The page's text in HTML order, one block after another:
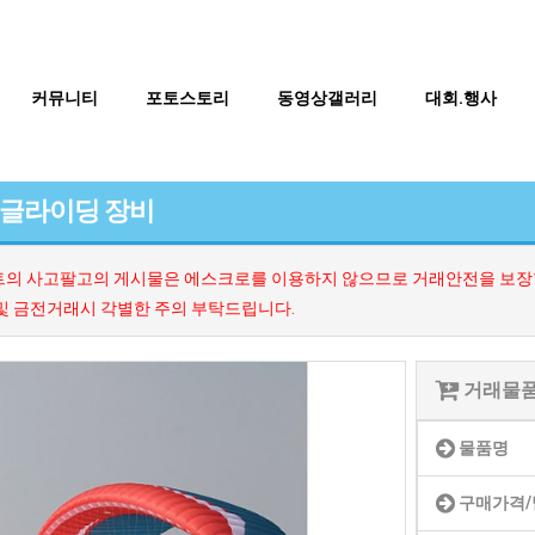
커뮤니티 포토스토리 동영상갤러리 대회.행사
라이딩 장비
의 사고팔고의 게시물은 에스크로를 이용하지 않으므로 거래안전을 보
금전거래시 각별한 주의 부탁드립니다.
거래물
물품명
구매가격/